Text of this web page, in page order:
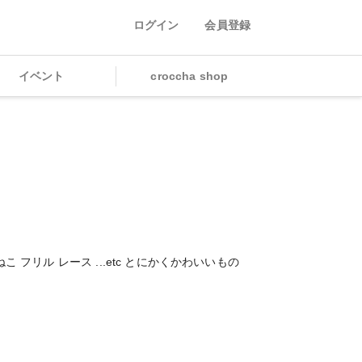
ログイン 会員登録
イベント croccha shop
こ フリル レース ...etc とにかくかわいいもの